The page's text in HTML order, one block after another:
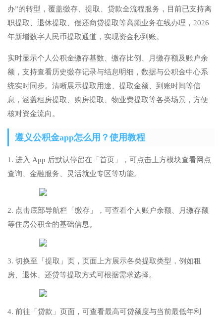
办”的转型，覆盖缴存、提取、贷款全流程服务，目前已支持离
职提取、退休提取、偿还商贷提取等高频业务在线办理，2026
年新增数字人民币提取通道，实现资金秒到账。
实时显示个人公积金缴存基数、缴存比例、月缴存额及账户余
额，支持查看历史缴存记录与结息明细，数据与公积金中心系
统实时同步。清晰展示提取用途、提取金额、到账时间等信
息，涵盖租房提取、购房提取、物业费提取等各类场景，方便
核对资金流向。
遵义公积金app怎么用？使用教程
1. 进入 App 后默认停留在「首页」，可点击上方模块查看网点
查询、金融服务、灵活就业专区等功能。
2. 点击底部导航栏「缴存」，可查看个人账户余额、月缴存额
等住房公积金的基础信息。
3. 切换至「提取」页，页面上方展示各类提取类型，例如租
房、退休、还贷等提取方式可根据需求选择。
4. 前往「贷款」页面，可查看最高可贷额度与当前最低年利